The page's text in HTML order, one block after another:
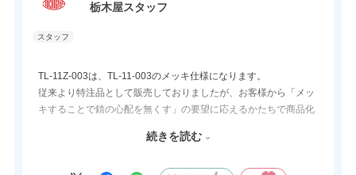
栃木屋スタッフ
TL-11Z-003は、TL-11-003のメッキ仕様になります。
従来より特注品として販売しておりましたが、お客様から「メッ
キすることで錆の心配を無くす」の要望に応えるかたちで商品化
本品は、スプリングがあることでパッキンなどの緩衝材が間にあ
続きを読む